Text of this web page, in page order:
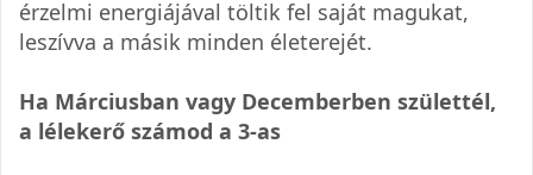
érzelmi energiájával töltik fel saját magukat,
leszívva a másik minden életerejét.
Ha Márciusban vagy Decemberben születtél,
a lélekerő számod a 3-as